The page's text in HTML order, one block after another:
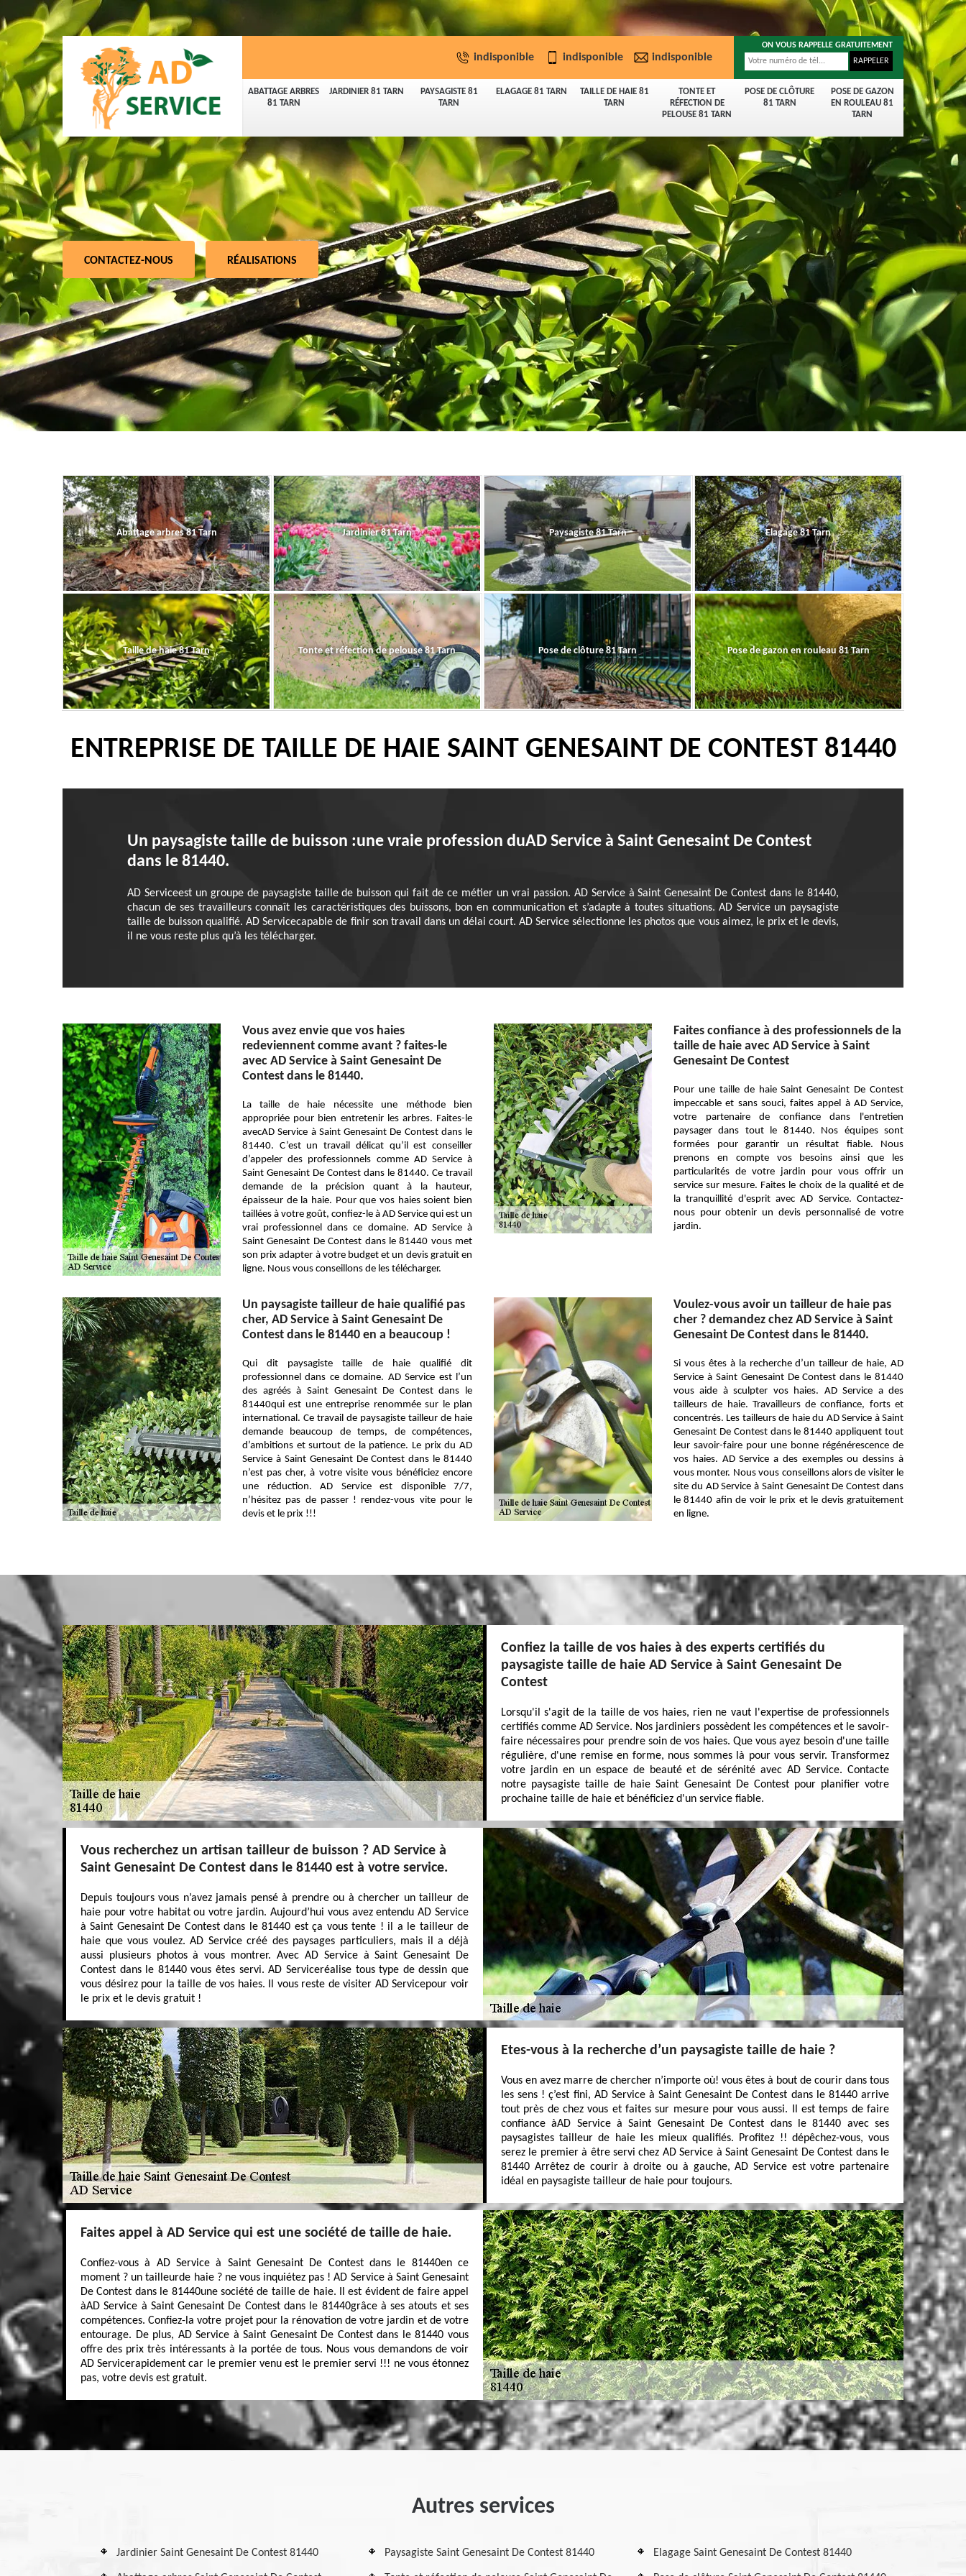
ABATTAGE ARBRES
81 TARN
JARDINIER 81 TARN
PAYSAGISTE 81
TARN
ELAGAGE 81 TARN
TAILLE DE HAIE 81
TARN
TONTE ET
RÉFECTION DE
PELOUSE 81 TARN
POSE DE CLÔTURE
81 TARN
POSE DE GAZON
EN ROULEAU 81
TARN
indisponible indisponible indisponible
ON VOUS RAPPELLE GRATUITEMENT
CONTACTEZ-NOUS RÉALISATIONS
Abattage arbres 81 Tarn Jardinier 81 Tarn Paysagiste 81 Tarn Elagage 81 Tarn
Taille de haie 81 Tarn Tonte et réfection de pelouse 81 Tarn Pose de clôture 81 Tarn Pose de gazon en rouleau 81 Tarn
ENTREPRISE DE TAILLE DE HAIE SAINT GENESAINT DE CONTEST 81440
Un paysagiste taille de buisson :une vraie profession duAD Service à Saint Genesaint De Contest
dans le 81440.
AD Serviceest un groupe de paysagiste taille de buisson qui fait de ce métier un vrai passion. AD Service à Saint Genesaint De Contest dans le 81440,
chacun de ses travailleurs connaît les caractéristiques des buissons, bon en communication et s’adapte à toutes situations. AD Service un paysagiste
taille de buisson qualifié. AD Servicecapable de finir son travail dans un délai court. AD Service sélectionne les photos que vous aimez, le prix et le devis,
il ne vous reste plus qu’à les télécharger.
Vous avez envie que vos haies
redeviennent comme avant ? faites-le
avec AD Service à Saint Genesaint De
Contest dans le 81440.
La taille de haie nécessite une méthode bien
appropriée pour bien entretenir les arbres. Faites-le
avecAD Service à Saint Genesaint De Contest dans le
81440. C’est un travail délicat qu’il est conseiller
d’appeler des professionnels comme AD Service à
Saint Genesaint De Contest dans le 81440. Ce travail
demande de la précision quant à la hauteur,
épaisseur de la haie. Pour que vos haies soient bien
taillées à votre goût, confiez-le à AD Service qui est un
vrai professionnel dans ce domaine. AD Service à
Saint Genesaint De Contest dans le 81440 vous met
son prix adapter à votre budget et un devis gratuit en
ligne. Nous vous conseillons de les télécharger.
Faites confiance à des professionnels de la
taille de haie avec AD Service à Saint
Genesaint De Contest
Pour une taille de haie Saint Genesaint De Contest
impeccable et sans souci, faites appel à AD Service,
votre partenaire de confiance dans l'entretien
paysager dans tout le 81440. Nos équipes sont
formées pour garantir un résultat fiable. Nous
prenons en compte vos besoins ainsi que les
particularités de votre jardin pour vous offrir un
service sur mesure. Faites le choix de la qualité et de
la tranquillité d'esprit avec AD Service. Contactez-
nous pour obtenir un devis personnalisé de votre
jardin.
Un paysagiste tailleur de haie qualifié pas
cher, AD Service à Saint Genesaint De
Contest dans le 81440 en a beaucoup !
Qui dit paysagiste taille de haie qualifié dit
professionnel dans ce domaine. AD Service est l’un
des agréés à Saint Genesaint De Contest dans le
81440qui est une entreprise renommée sur le plan
international. Ce travail de paysagiste tailleur de haie
demande beaucoup de temps, de compétences,
d’ambitions et surtout de la patience. Le prix du AD
Service à Saint Genesaint De Contest dans le 81440
n’est pas cher, à votre visite vous bénéficiez encore
une réduction. AD Service est disponible 7/7,
n’hésitez pas de passer ! rendez-vous vite pour le
devis et le prix !!!
Voulez-vous avoir un tailleur de haie pas
cher ? demandez chez AD Service à Saint
Genesaint De Contest dans le 81440.
Si vous êtes à la recherche d’un tailleur de haie, AD
Service à Saint Genesaint De Contest dans le 81440
vous aide à sculpter vos haies. AD Service a des
tailleurs de haie. Travailleurs de confiance, forts et
concentrés. Les tailleurs de haie du AD Service à Saint
Genesaint De Contest dans le 81440 appliquent tout
leur savoir-faire pour une bonne régénérescence de
vos haies. AD Service a des exemples ou dessins à
vous monter. Nous vous conseillons alors de visiter le
site du AD Service à Saint Genesaint De Contest dans
le 81440 afin de voir le prix et le devis gratuitement
en ligne.
Confiez la taille de vos haies à des experts certifiés du
paysagiste taille de haie AD Service à Saint Genesaint De
Contest
Lorsqu'il s'agit de la taille de vos haies, rien ne vaut l'expertise de professionnels
certifiés comme AD Service. Nos jardiniers possèdent les compétences et le savoir-
faire nécessaires pour prendre soin de vos haies. Que vous ayez besoin d'une taille
régulière, d'une remise en forme, nous sommes là pour vous servir. Transformez
votre jardin en un espace de beauté et de sérénité avec AD Service. Contacte
notre paysagiste taille de haie Saint Genesaint De Contest pour planifier votre
prochaine taille de haie et bénéficiez d'un service fiable.
Vous recherchez un artisan tailleur de buisson ? AD Service à
Saint Genesaint De Contest dans le 81440 est à votre service.
Depuis toujours vous n’avez jamais pensé à prendre ou à chercher un tailleur de
haie pour votre habitat ou votre jardin. Aujourd’hui vous avez entendu AD Service
à Saint Genesaint De Contest dans le 81440 est ça vous tente ! il a le tailleur de
haie que vous voulez. AD Service créé des paysages particuliers, mais il a déjà
aussi plusieurs photos à vous montrer. Avec AD Service à Saint Genesaint De
Contest dans le 81440 vous êtes servi. AD Serviceréalise tous type de dessin que
vous désirez pour la taille de vos haies. Il vous reste de visiter AD Servicepour voir
le prix et le devis gratuit !
Etes-vous à la recherche d’un paysagiste taille de haie ?
Vous en avez marre de chercher n’importe où! vous êtes à bout de courir dans tous
les sens ! ç’est fini, AD Service à Saint Genesaint De Contest dans le 81440 arrive
tout près de chez vous et faites sur mesure pour vous aussi. Il est temps de faire
confiance àAD Service à Saint Genesaint De Contest dans le 81440 avec ses
paysagistes tailleur de haie les mieux qualifiés. Profitez !! dépêchez-vous, vous
serez le premier à être servi chez AD Service à Saint Genesaint De Contest dans le
81440 Arrêtez de courir à droite ou à gauche, AD Service est votre partenaire
idéal en paysagiste tailleur de haie pour toujours.
Faites appel à AD Service qui est une société de taille de haie.
Confiez-vous à AD Service à Saint Genesaint De Contest dans le 81440en ce
moment ? un tailleurde haie ? ne vous inquiétez pas ! AD Service à Saint Genesaint
De Contest dans le 81440une société de taille de haie. Il est évident de faire appel
àAD Service à Saint Genesaint De Contest dans le 81440grâce à ses atouts et ses
compétences. Confiez-la votre projet pour la rénovation de votre jardin et de votre
entourage. De plus, AD Service à Saint Genesaint De Contest dans le 81440 vous
offre des prix très intéressants à la portée de tous. Nous vous demandons de voir
AD Servicerapidement car le premier venu est le premier servi !!! ne vous étonnez
pas, votre devis est gratuit.
Autres services
Jardinier Saint Genesaint De Contest 81440 Paysagiste Saint Genesaint De Contest 81440 Elagage Saint Genesaint De Contest 81440